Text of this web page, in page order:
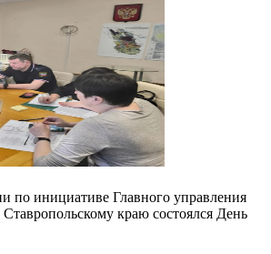
по инициативе Главного управления
краю состоялся День